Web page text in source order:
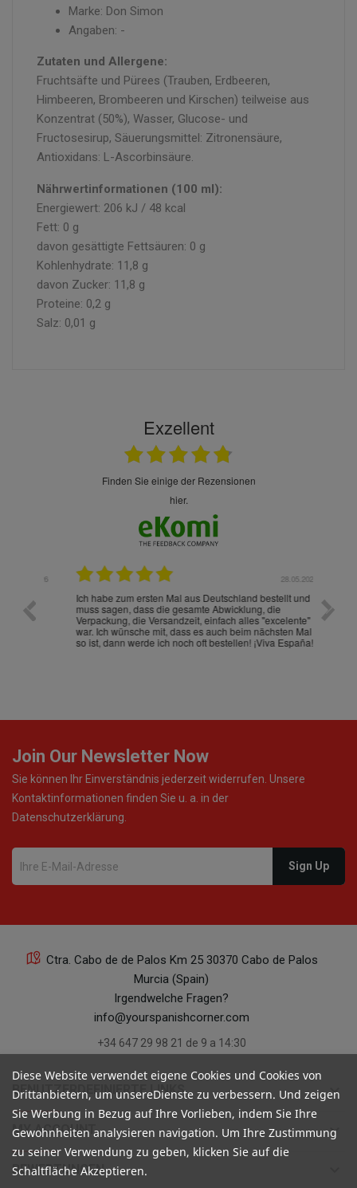
Marke: Don Simon
Angaben: -
Zutaten und Allergene:
Fruchtsäfte und Pürees (Trauben, Erdbeeren,
Himbeeren, Brombeeren und Kirschen) teilweise aus
Konzentrat (50%), Wasser, Glucose- und
Fructosesirup, Säuerungsmittel: Zitronensäure,
Antioxidans: L-Ascorbinsäure.
Nährwertinformationen (100 ml):
Energiewert: 206 kJ / 48 kcal
Fett: 0 g
davon gesättigte Fettsäuren: 0 g
Kohlenhydrate: 11,8 g
davon Zucker: 11,8 g
Proteine: 0,2 g
Salz: 0,01 g
Exzellent
finden Sie einige der Rezensionen
hier.
28.05.2026
Ich habe zum ersten Mal aus Deutschland bestellt und
muss sagen, dass die gesamte Abwicklung, die
Verpackung, die Versandzeit, einfach alles "excelente"
war. Ich wünsche mit, dass es auch beim nächsten Mal
so ist, dann werde ich noch oft bestellen! ¡Viva España!
Die
gut
ist
Join Our Newsletter Now
Sie können Ihr Einverständnis jederzeit widerrufen. Unsere
Kontaktinformationen finden Sie u. a. in der
Datenschutzerklärung.
Ctra. Cabo de de Palos Km 25 30370 Cabo de Palos
Murcia (Spain)
Irgendwelche Fragen?
info@yourspanishcorner.com
+34 647 29 98 21 de 9 a 14:30
BENUTZERDEFINIERTE LINKS keyboard_arrow_down
MY ACCOUNT keyboard_arrow_down
BEWERTUNGEN
Diese Website verwendet eigene Cookies und Cookies von
Drittanbietern, um unsereDienste zu verbessern. Und zeigen
Sie Werbung in Bezug auf Ihre Vorlieben, indem Sie Ihre
Gewohnheiten analysieren navigation. Um Ihre Zustimmung
zu seiner Verwendung zu geben, klicken Sie auf die
Schaltfläche Akzeptieren.